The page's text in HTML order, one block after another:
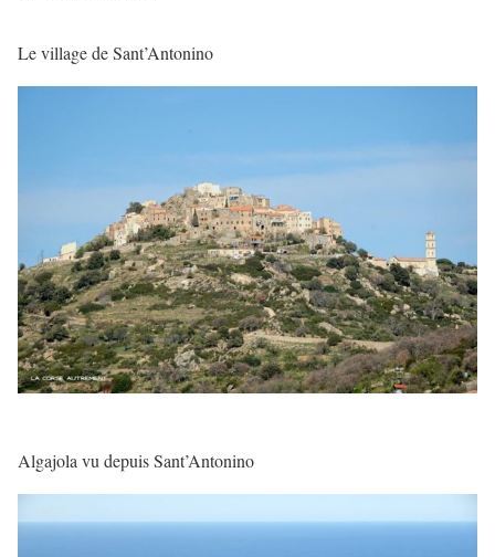
Le village de Sant’Antonino
Algajola vu depuis Sant’Antonino